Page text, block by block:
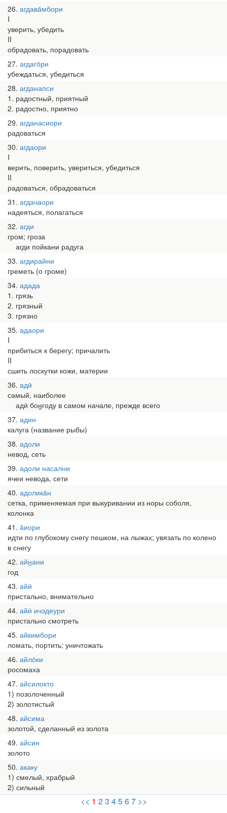
26 агдава̄мбори
I
уверить, убедить
II
обрадовать, порадовать
27 агдаго̄ри
убеждаться, убедиться
28 агданапси
1. радостный, приятный
2. радостно, приятно
29 агданасиори
радоваться
30 агдаори
I
верить, поверить, увериться, убедиться
II
радоваться, обрадоваться
31 агдачаори
надеяться, полагаться
32 агди
гром; гроза
агди пойкани радуга
33 агдирайни
греметь (о громе)
34 адада
1. грязь
2. грязный
3. грязно
35 адаори
I
прибиться к берегу; причалить
II
сшить лоскутки кожи, материи
36 адӣ
самый, наиболее
адӣ боӈгоду в самом начале, прежде всего
37 адин
калуга (название рыбы)
38 адоли
невод, сеть
39 адоли насални
ячеи невода, сети
40 адолика̄н
сетка, применяемая при выкуривании из норы соболя,
колонка
41 а̄иори
идти по глубокому снегу пешком, на лыжах; увязать по колено
в снегу
42 айӈани
год
43 айӣ
пристально, внимательно
44 айӣ ичэдеури
пристально смотреть
45 айкимбори
ломать, портить; уничтожать
46 айло̄ки
росомаха
47 айсилокто
1) позолоченный
2) золотистый
48 айсима
золотой, сделанный из золота
49 айсин
золото
50 акаку
1) смелый, храбрый
2) сильный
<< 1 23 4567 >>